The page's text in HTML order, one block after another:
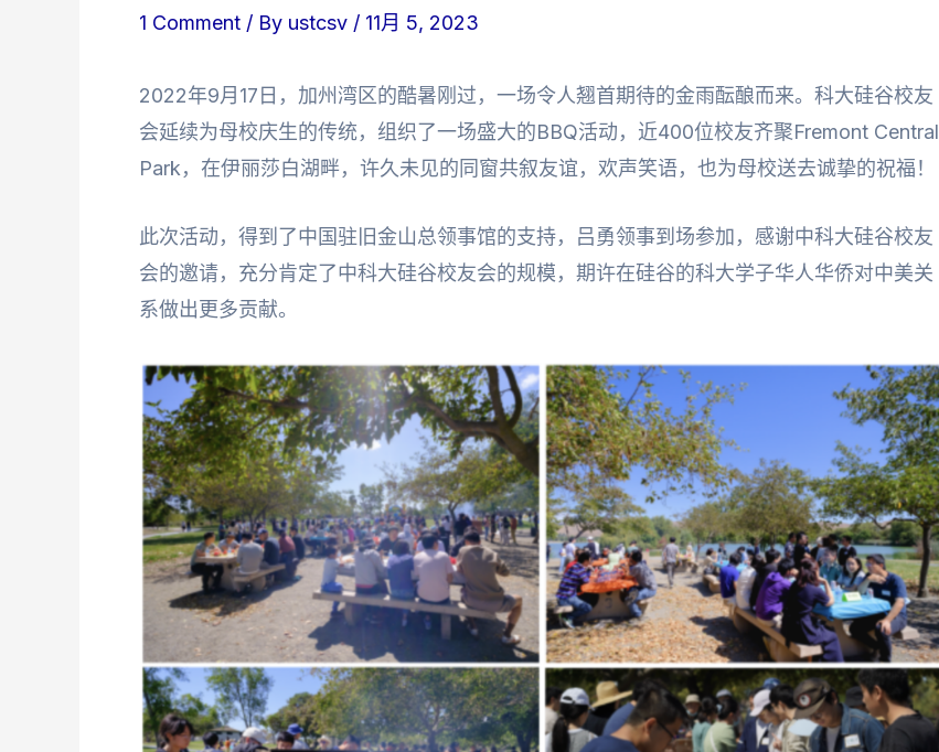
1 Comment / By ustcsv / 11月 5, 2023
2022年9月17日，加州湾区的酷暑刚过，一场令人翘首期待的金雨酝酿而来。科大硅谷校友
会延续为母校庆生的传统，组织了一场盛大的BBQ活动，近400位校友齐聚Fremont Central
Park，在伊丽莎白湖畔，许久未见的同窗共叙友谊，欢声笑语，也为母校送去诚挚的祝福！
此次活动，得到了中国驻旧金山总领事馆的支持，吕勇领事到场参加，感谢中科大硅谷校友
会的邀请，充分肯定了中科大硅谷校友会的规模，期许在硅谷的科大学子华人华侨对中美关
系做出更多贡献。